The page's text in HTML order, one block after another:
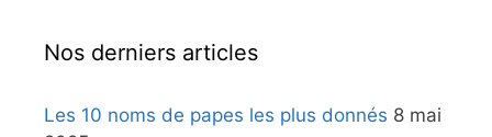
Nos derniers articles
Les 10 noms de papes les plus donnés 8 mai